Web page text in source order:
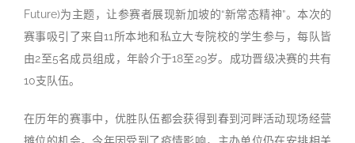
Future)为主题，让参赛者展现新加坡的“新常态精神”。本次的
赛事吸引了来自11所本地和私立大专院校的学生参与，每队皆
由2至5名成员组成，年龄介于18至29岁。成功晋级决赛的共有
10支队伍。
在历年的赛事中，优胜队伍都会获得到春到河畔活动现场经营